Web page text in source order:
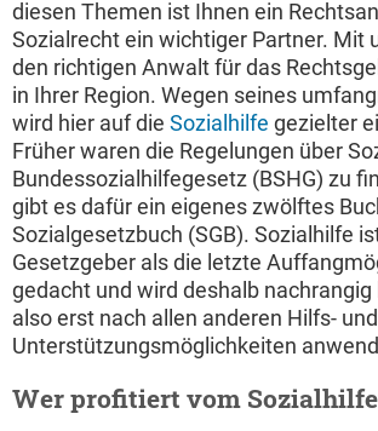
diesen Themen ist Ihnen ein
Sozialrecht ein wichtiger Partner. Mit
den richtigen Anwalt für das
in Ihrer Region. Wegen seines
wird hier auf die Sozialhilfe gezielter
Früher waren die Regelungen über
Bundessozialhilfegesetz (BSHG) zu
gibt es dafür ein eigenes zwölftes
Sozialgesetzbuch (SGB). Sozialhilfe
Gesetzgeber als die letzte
gedacht und wird deshalb
also erst nach allen anderen Hilfs- und
Unterstützungsmöglichkeiten
Wer profitiert vom